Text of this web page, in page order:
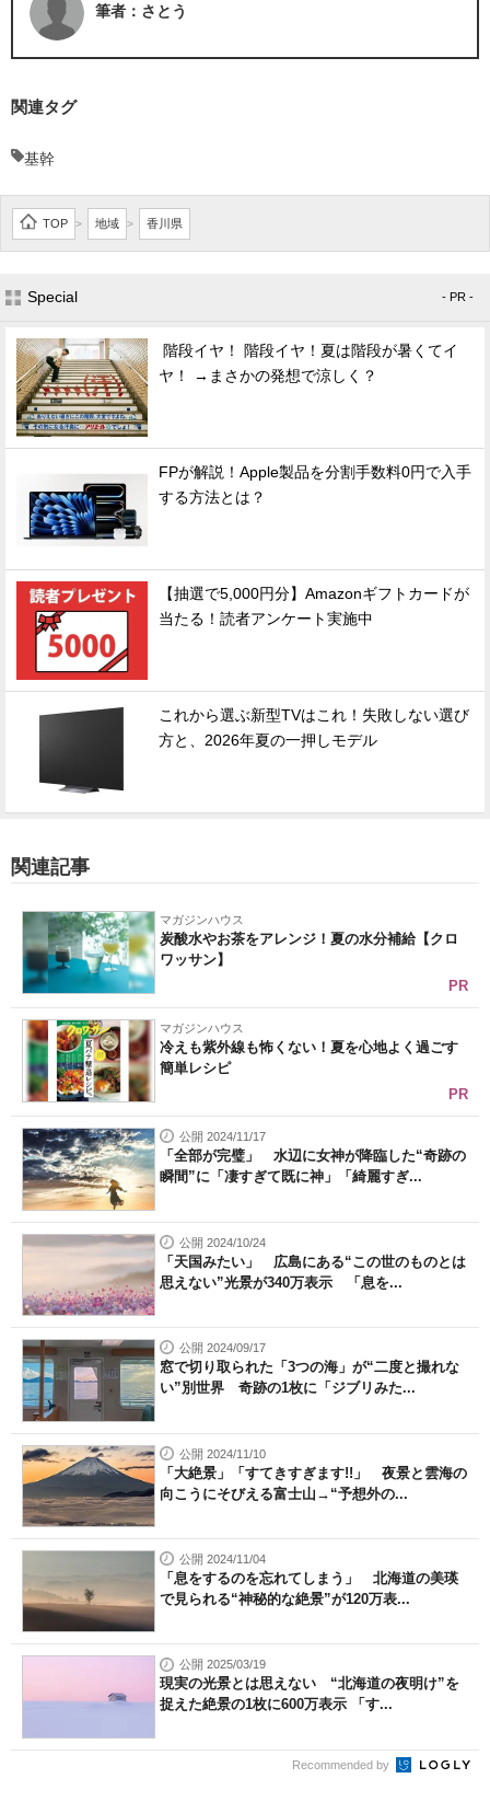
筆者：さとう
関連タグ
基幹
TOP > 地域 > 香川県
Special - PR -
階段イヤ！ 階段イヤ！夏は階段が暑くてイ
ヤ！ →まさかの発想で涼しく？
FPが解説！Apple製品を分割手数料0円で入手
する方法とは？
【抽選で5,000円分】Amazonギフトカードが
当たる！読者アンケート実施中
これから選ぶ新型TVはこれ！失敗しない選び
方と、2026年夏の一押しモデル
関連記事
マガジンハウス
炭酸水やお茶をアレンジ！夏の水分補給【クロ
ワッサン】
PR
マガジンハウス
冷えも紫外線も怖くない！夏を心地よく過ごす
簡単レシピ
PR
公開 2024/11/17
「全部が完璧」 水辺に女神が降臨した“奇跡の
瞬間”に「凄すぎて既に神」「綺麗すぎ...
公開 2024/10/24
「天国みたい」 広島にある“この世のものとは
思えない”光景が340万表示 「息を...
公開 2024/09/17
窓で切り取られた「3つの海」が“二度と撮れな
い”別世界 奇跡の1枚に「ジブリみた...
公開 2024/11/10
「大絶景」「すてきすぎます!!」 夜景と雲海の
向こうにそびえる富士山→“予想外の...
公開 2024/11/04
「息をするのを忘れてしまう」 北海道の美瑛
で見られる“神秘的な絶景”が120万表...
公開 2025/03/19
現実の光景とは思えない “北海道の夜明け”を
捉えた絶景の1枚に600万表示 「す...
Recommended by